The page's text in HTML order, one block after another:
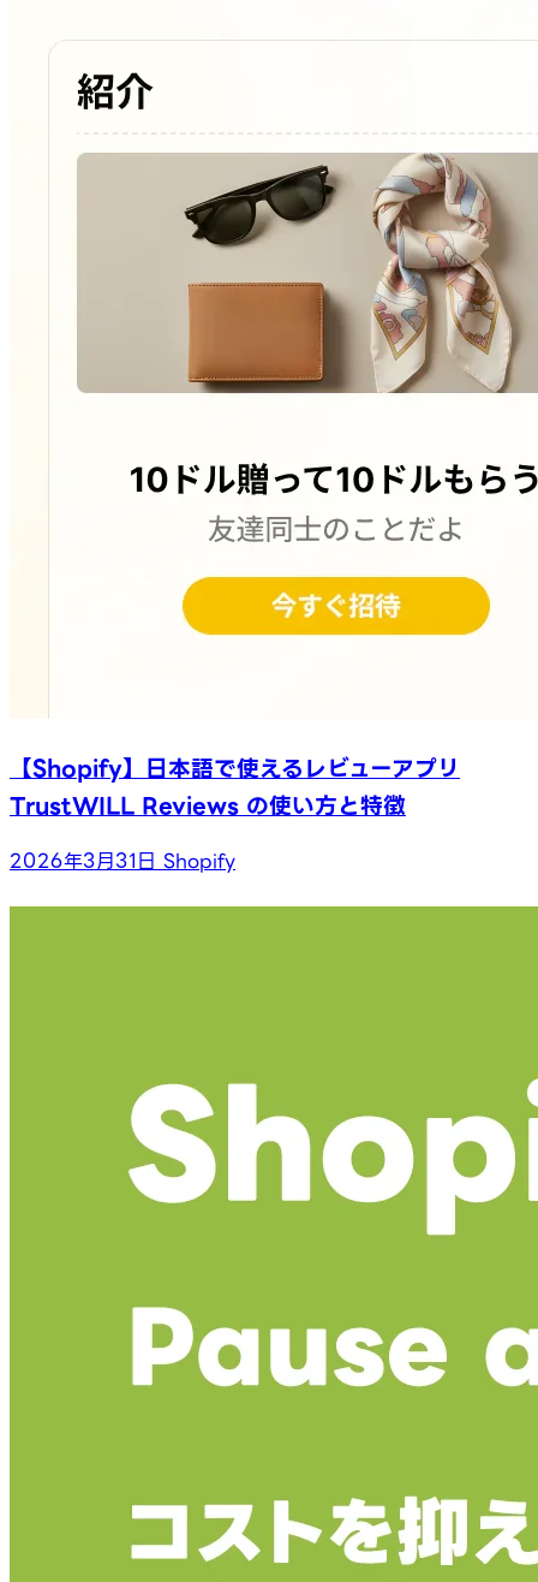
【Shopify】日本語で使えるレビューアプリ
TrustWILL Reviews の使い方と特徴
2026年3月31日 Shopify